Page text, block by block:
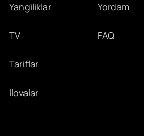
Yangiliklar
TV
Tariflar
Ilovalar
Yordam
FAQ